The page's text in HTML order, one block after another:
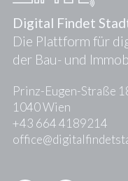
Digital Findet
Die Plattform für
der Bau- und
Prinz-Eugen-Straße
1040 Wien
+43 664 4189214